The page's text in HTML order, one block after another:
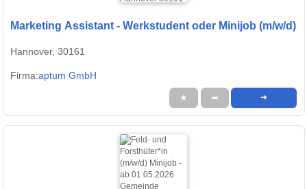
Marketing Assistant - Werkstudent oder Minijob (m/w/d)
Hannover, 30161
Firma:aptum GmbH
★ ➦ ➜